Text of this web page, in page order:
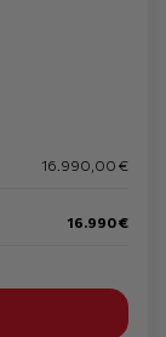
16.990,00 €
16.990 €